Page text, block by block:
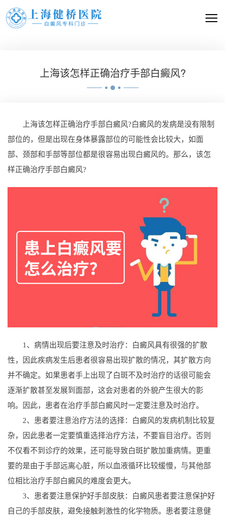
上海该怎样正确治疗手部白癜风?
上海该怎样正确治疗手部白癜风?白癜风的发病是没有限制
部位的，但是出现在身体暴露部位的可能性会比较大，如面
部、颈部和手部等部位都是很容易出现白癜风的。那么，该怎
样正确治疗手部白癜风?
1、病情出现后要注意及时治疗：白癜风具有很强的扩散
性，因此疾病发生后患者很容易出现扩散的情况，其扩散方向
并不确定。如果患者手上出现了白斑不及时治疗的话很可能会
逐渐扩散甚至发展到面部，这会对患者的外貌产生很大的影
响。因此，患者在治疗手部白癜风时一定要注意及时治疗。
2、患者要注意治疗方法的选择：白癜风的发病机制比较复
杂，因此患者一定要慎重选择治疗方法，不要盲目治疗。否则
不仅看不到诊疗的效果，还可能导致白斑扩散加重病情。更重
要的是由于手部远离心脏，所以血液循环比较缓慢，与其他部
位相比治疗手部白癜风的难度会更大。
3、患者要注意保护好手部皮肤：白癜风患者要注意保护好
自己的手部皮肤，避免接触刺激性的化学物质。患者要注意健